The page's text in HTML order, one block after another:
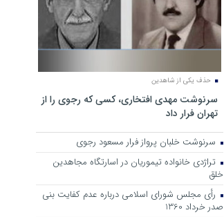
حذف یکی از شاهدین
سرنوشت مهدی افتخاری، کسی که رجوی را از
تهران فرار داد
سرنوشت خلبان پرواز فرار مسعود رجوی
تراژدی خانواده تیموریان در اسارتگاه مجاهدین
خلق
رأی مجلس شورای اسلامی درباره عدم كفایت بنی
صدر خرداد 1360